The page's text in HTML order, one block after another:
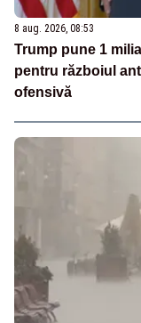
8 aug. 2026, 08:53
Trump pune 1
pentru războiul
ofensivă